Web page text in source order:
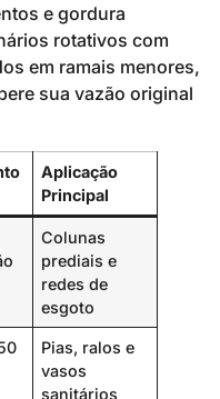
e gordura
rotativos com
em ramais menores,
sua vazão original
Aplicação
Principal
Colunas
prediais e
redes de
esgoto
Pias, ralos e
vasos
sanitários